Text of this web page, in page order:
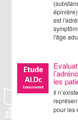
est
l'âge
les
Il
pour les